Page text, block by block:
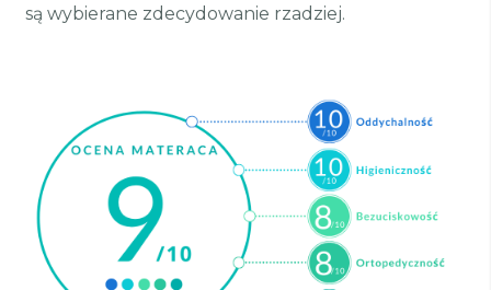
są wybierane zdecydowanie rzadziej.